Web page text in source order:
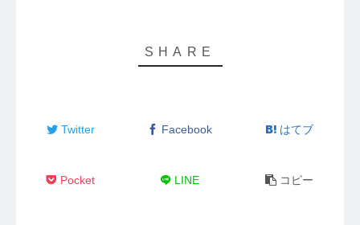
Twitter Facebook はてブ
Pocket LINE コピー